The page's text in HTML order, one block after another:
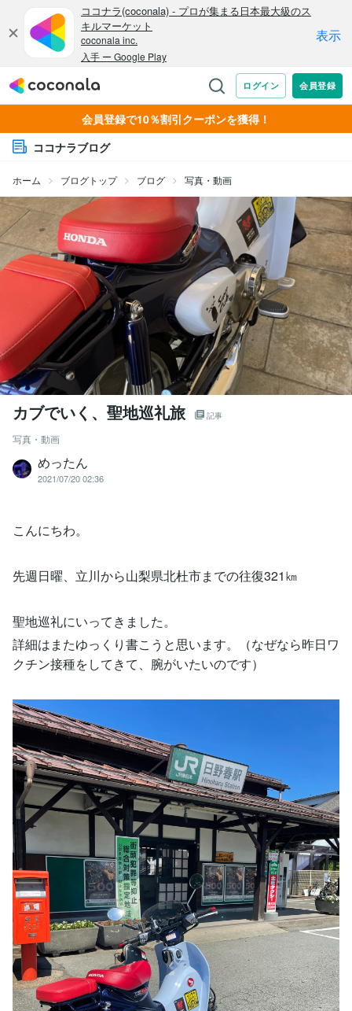
会員登録で10％割引クーポンを獲得！
ココナラブログ
ホーム ブログトップ ブログ 写真・動画
カブでいく、聖地巡礼旅 記事
写真・動画
めったん
2021/07/20 02:36
こんにちわ。
先週日曜、立川から山梨県北杜市までの往復321㎞
聖地巡礼にいってきました。
詳細はまたゆっくり書こうと思います。（なぜなら昨日ワ
クチン接種をしてきて、腕がいたいのです）